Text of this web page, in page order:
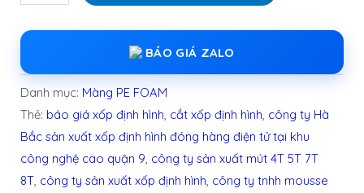
BÁO GIÁ ZALO
Danh mục: Màng PE FOAM
Thẻ: báo giá xốp định hình cắt xốp định hình công ty Hà
Bắc sản xuất xốp định hình đóng hàng điện tử tại khu
công nghệ cao quận 9 công ty sản xuất mút 4T 5T 7T
8T công ty sản xuất xốp định hình công ty tnhh mousse